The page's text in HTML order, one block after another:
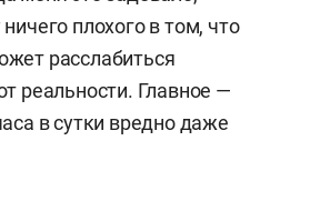
плохого в том, что
расслабиться
реальности. Главное —
в сутки вредно даже